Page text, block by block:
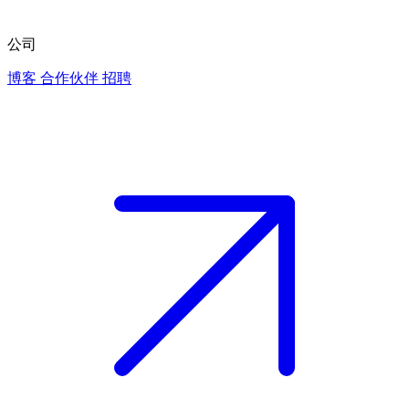
公司
博客 合作伙伴 招聘